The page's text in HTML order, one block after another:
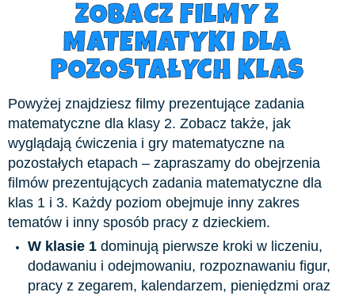
ZOBACZ FILMY Z
MATEMATYKI DLA
POZOSTAŁYCH KLAS
Powyżej znajdziesz filmy prezentujące zadania
matematyczne dla klasy 2. Zobacz także, jak
wyglądają ćwiczenia i gry matematyczne na
pozostałych etapach – zapraszamy do obejrzenia
filmów prezentujących zadania matematyczne dla
klas 1 i 3. Każdy poziom obejmuje inny zakres
tematów i inny sposób pracy z dzieckiem.
W klasie 1 dominują pierwsze kroki w liczeniu,
dodawaniu i odejmowaniu, rozpoznawaniu figur,
pracy z zegarem, kalendarzem, pieniędzmi oraz